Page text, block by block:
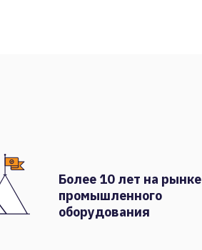
Более 10 лет на рынке
промышленного
оборудования